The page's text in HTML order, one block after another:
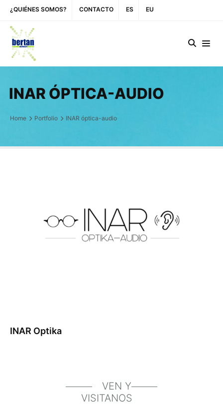
¿QUIÉNES SOMOS? CONTACTO ES EU
INAR ÓPTICA-AUDIO
Home Portfolio INAR óptica-audio
INAR Optika
VEN Y
VISITANOS